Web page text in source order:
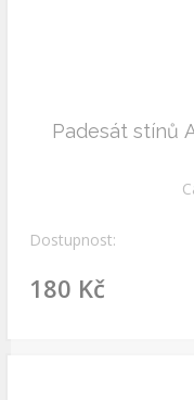
Padesát stínů
Dostupnost:
180 Kč